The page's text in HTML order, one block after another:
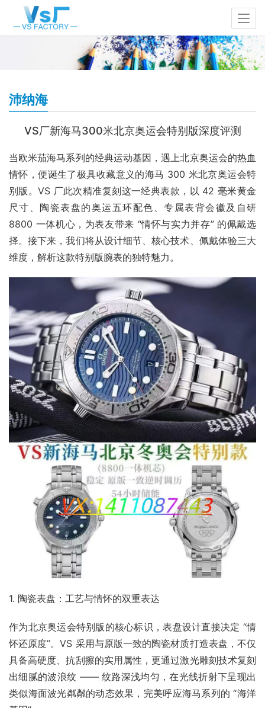
沛纳海
VS厂新海马300米北京奥运会特别版深度评测​
当欧米茄海马系列的经典运动基因，遇上北京奥运会的热血
情怀，便诞生了极具收藏意义的海马 300 米北京奥运会特
别版。VS 厂此次精准复刻这一经典表款，以 42 毫米黄金
尺寸、陶瓷表盘的奥运五环配色、专属表背会徽及自研
8800 一体机心，为表友带来 “情怀与实力并存” 的佩戴选
择。接下来，我们将从设计细节、核心技术、佩戴体验三大
维度，解析这款特别版腕表的独特魅力。​
1. 陶瓷表盘：工艺与情怀的双重表达​
作为北京奥运会特别版的核心标识，表盘设计直接决定 “情
怀还原度”。VS 采用与原版一致的陶瓷材质打造表盘，不仅
具备高硬度、抗刮擦的实用属性，更通过激光雕刻技术复刻
出细腻的波浪纹 —— 纹路深浅均匀，在光线折射下呈现出
类似海面波光粼粼的动态效果，完美呼应海马系列的 “海洋